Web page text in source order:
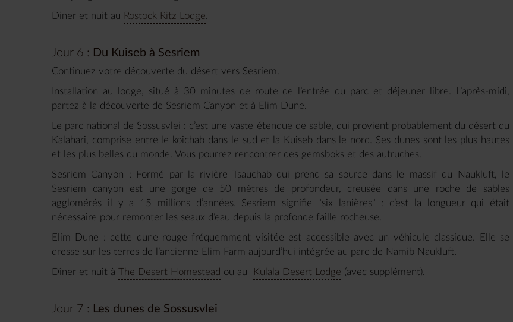
Diner et nuit au Rostock Ritz Lodge
Jour 6 : Du Kuiseb à Sesriem
Continuez votre découverte du désert vers Sesriem.
Installation au lodge, situé à 30 minutes de route de l’entrée du parc et déjeuner libre. L’après-midi,
partez à la découverte de Sesriem Canyon et à Elim Dune.
Le parc national de Sossusvlei : c’est une vaste étendue de sable, qui provient probablement du désert du
Kalahari, comprise entre le koichab dans le sud et la Kuiseb dans le nord. Ses dunes sont les plus hautes
et les plus belles du monde. Vous pourrez rencontrer des gemsboks et des autruches.
Sesriem Canyon : Formé par la rivière Tsauchab qui prend sa source dans le massif du Naukluft, le
Sesriem canyon est une gorge de 50 mètres de profondeur, creusée dans une roche de sables
agglomérés il y a 15 millions d’années. Sesriem signifie "six lanières" : c’est la longueur qui était
nécessaire pour remonter les seaux d’eau depuis la profonde faille rocheuse.
Elim Dune : cette dune rouge fréquemment visitée est accessible avec un véhicule classique. Elle se
dresse sur les terres de l’ancienne Elim Farm aujourd’hui intégrée au parc de Namib Naukluft.
Dîner et nuit à The Desert Homestead ou au Kulala Desert Lodge (avec supplément).
Jour 7 : Les dunes de Sossusvlei